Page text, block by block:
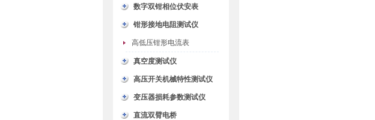
数字双钳相位伏安表
钳形接地电阻测试仪
高低压钳形电流表
真空度测试仪
高压开关机械特性测试仪
变压器损耗参数测试仪
直流双臂电桥